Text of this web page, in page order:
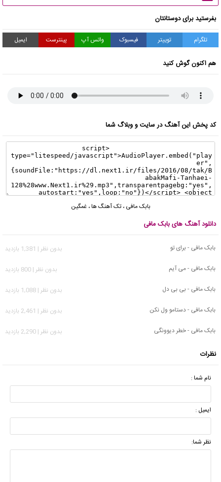
بفرستید برای دوستانتان
تلگرام توییتر فیسبوک واتس آپ پینترست ایمیل
هم اکنون گوش کنید
کد پخش این آهنگ در سایت و وبلاگ شما
بابک مافی ،تک آهنگ ها،غمگین
دانلود آهنگ های بابک مافی
بابک مافی - برای تو
بدون نظر | 1,381 بازدید
بابک مافی - می آیم
بدون نظر | 800 بازدید
بابک مافی - بی بی دل
بدون نظر | 1,088 بازدید
بابک مافی - دستامو ول نکن
بدون نظر | 2,461 بازدید
بابک مافی - خطر دیوونگی
بدون نظر | 2,290 بازدید
نظرات
نام شما :
ایمیل :
نظر شما: